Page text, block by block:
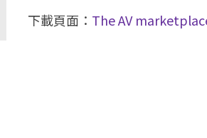
下載頁面： The AV